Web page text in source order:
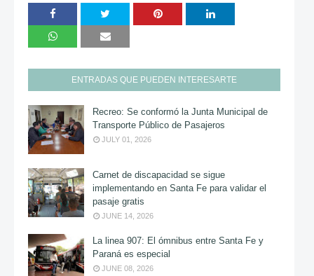
ENTRADAS QUE PUEDEN INTERESARTE
Recreo: Se conformó la Junta Municipal de
Transporte Público de Pasajeros
JULY 01, 2026
Carnet de discapacidad se sigue
implementando en Santa Fe para validar el
pasaje gratis
JUNE 14, 2026
La linea 907: El ómnibus entre Santa Fe y
Paraná es especial
JUNE 08, 2026